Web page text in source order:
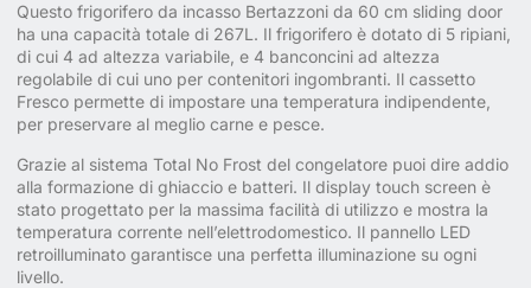
Questo frigorifero da incasso Bertazzoni da 60 cm sliding door
ha una capacità totale di 267L. Il frigorifero è dotato di 5 ripiani,
di cui 4 ad altezza variabile, e 4 banconcini ad altezza
regolabile di cui uno per contenitori ingombranti. Il cassetto
Fresco permette di impostare una temperatura indipendente,
per preservare al meglio carne e pesce.
Grazie al sistema Total No Frost del congelatore puoi dire addio
alla formazione di ghiaccio e batteri. Il display touch screen è
stato progettato per la massima facilità di utilizzo e mostra la
temperatura corrente nell’elettrodomestico. Il pannello LED
retroilluminato garantisce una perfetta illuminazione su ogni
livello.